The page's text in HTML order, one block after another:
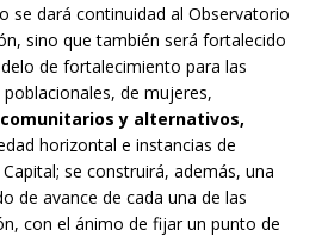
se dará continuidad al Observatorio
sino que también será fortalecido
de fortalecimiento para las
de mujeres,
y alternativos,
horizontal e instancias de
se construirá, además, una
de avance de cada una de las
con el ánimo de fijar un punto de